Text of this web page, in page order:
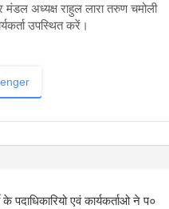
मंडल अध्यक्ष राहुल लारा तरुण चमोली
उपस्थित करें।
के पदाधिकारियो एवं कार्यकर्ताओ ने प०